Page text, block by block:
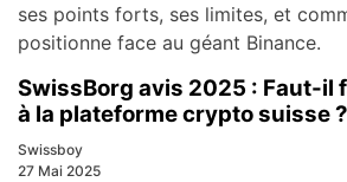
ses points forts, ses limites, et
positionne face au géant Binance.
SwissBorg avis 2025 : Faut-il
à la plateforme crypto suisse ?
Swissboy
27 Mai 2025